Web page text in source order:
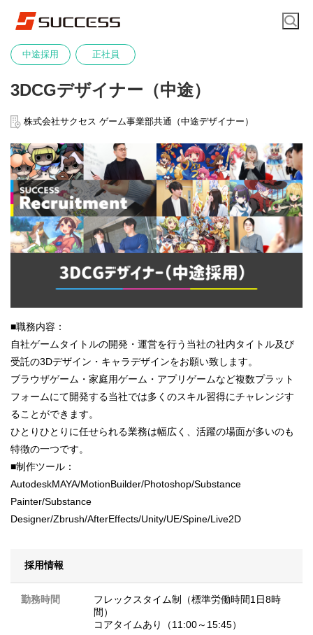
中途採用 正社員
3DCGデザイナー（中途）
株式会社サクセス ゲーム事業部共通（中途デザイナー）
■職務内容：
自社ゲームタイトルの開発・運営を行う当社の社内タイトル及び
受託の3Dデザイン・キャラデザインをお願い致します。
ブラウザゲーム・家庭用ゲーム・アプリゲームなど複数プラット
フォームにて開発する当社では多くのスキル習得にチャレンジす
ることができます。
ひとりひとりに任せられる業務は幅広く、活躍の場面が多いのも
特徴の一つです。
■制作ツール：
AutodeskMAYA/MotionBuilder/Photoshop/Substance
Painter/Substance
Designer/Zbrush/AfterEffects/Unity/UE/Spine/Live2D
採用情報
勤務時間
フレックスタイム制（標準労働時間1日8時
間）
コアタイムあり（11:00～15:45）